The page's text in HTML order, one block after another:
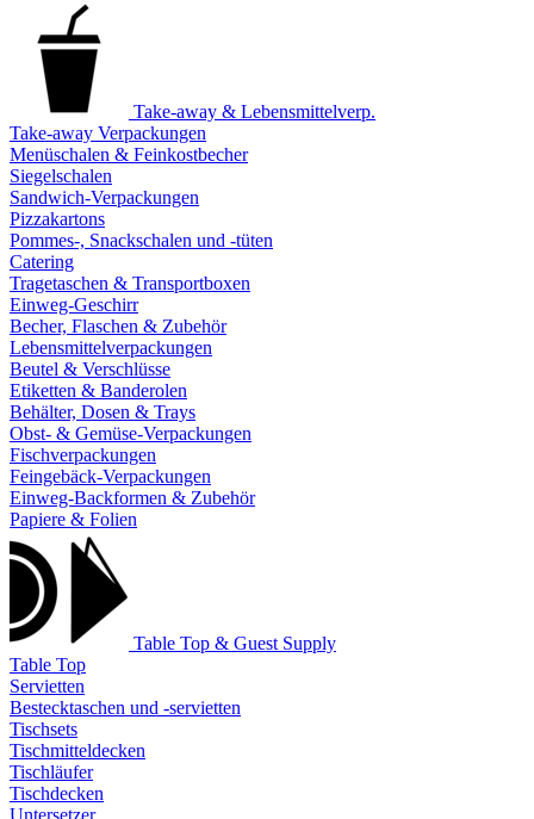
Take-away & Lebensmittelverp.
Take-away Verpackungen
Menüschalen & Feinkostbecher
Siegelschalen
Sandwich-Verpackungen
Pizzakartons
Pommes-, Snackschalen und -tüten
Catering
Tragetaschen & Transportboxen
Einweg-Geschirr
Becher, Flaschen & Zubehör
Lebensmittelverpackungen
Beutel & Verschlüsse
Etiketten & Banderolen
Behälter, Dosen & Trays
Obst- & Gemüse-Verpackungen
Fischverpackungen
Feingebäck-Verpackungen
Einweg-Backformen & Zubehör
Papiere & Folien
Table Top & Guest Supply
Table Top
Servietten
Bestecktaschen und -servietten
Tischsets
Tischmitteldecken
Tischläufer
Tischdecken